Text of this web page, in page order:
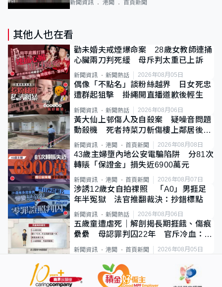
新聞資訊 港聞 首頁新聞
其他人也在看
勸未婚夫戒煙爆命案 28歲女教師連捅
心臟兩刀判死緩 母斥判太重已上訴
新聞資訊 新聞熱話 2026年08月05日
偶像「不點名」談粉絲越界 日女死忠
遭群起狙擊 掛繩開直播道歉後輕生
新聞資訊 新聞熱話 2026年08月06日
黃大仙上邨傷人及自殺案 疑噪音問題
動殺機 死者持菜刀斬傷樓上鄰居後墮
斃
新聞資訊 港聞 首頁新聞 2026年08月08日
43歲主婦墮內地公安電騙陷阱 分81次
轉賬「保證金」損失近6900萬元
新聞資訊 港聞 首頁新聞 2026年08月07日
涉誘12歲女自拍祼照 「A0」男捱足
年半冤獄 法官推翻裁決：抄錯標點
新聞資訊 新聞熱話 2026年08月06日
五歲童遭虐死｜解剖揭長期捱餓、傷痕
纍纍 母認罪判囚22年 官斥冷血：同
類案最惡劣
新聞資訊 港聞 首頁新聞 2026年08月05日